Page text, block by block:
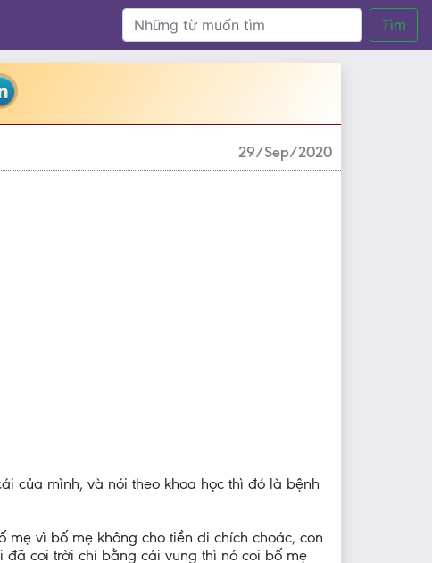
Tìm
29/Sep/2020
của mình, và nói theo khoa học thì đó là bệnh
vì bố mẹ không cho tiền đi chích choác, con
coi trời chỉ bằng cái vung thì nó coi bố mẹ